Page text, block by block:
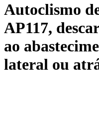
Autoclismo
AP117,
ao
lateral ou